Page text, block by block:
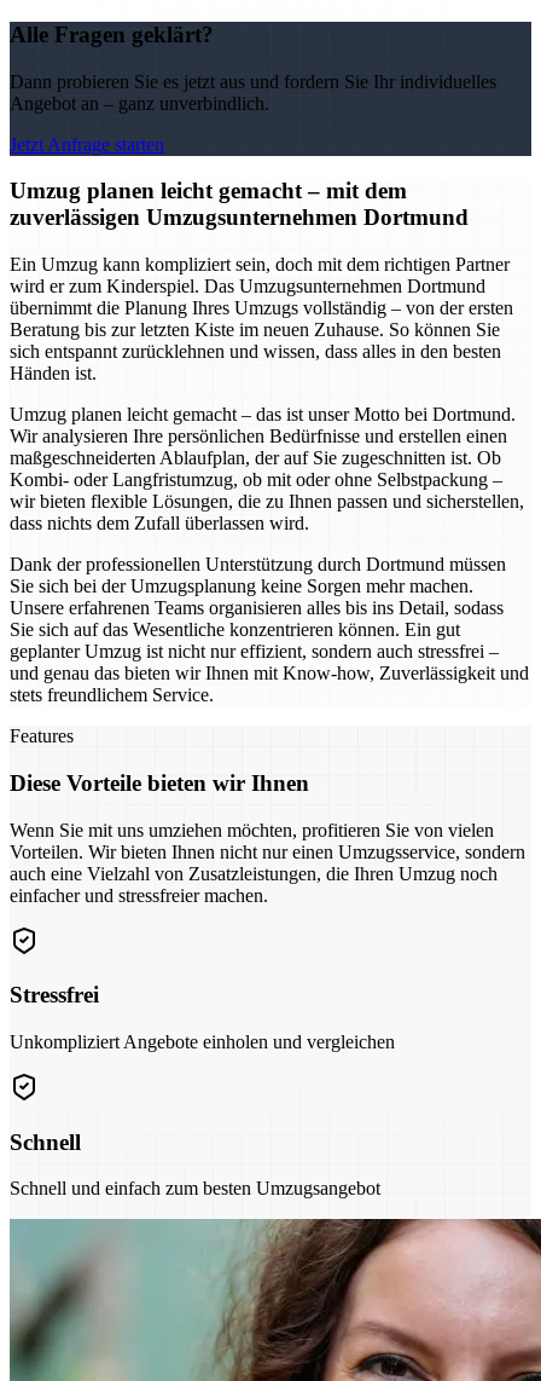
Alle Fragen geklärt?
Dann probieren Sie es jetzt aus und fordern Sie Ihr individuelles
Angebot an – ganz unverbindlich.
Jetzt Anfrage starten
Umzug planen leicht gemacht – mit dem
zuverlässigen Umzugsunternehmen Dortmund
Ein Umzug kann kompliziert sein, doch mit dem richtigen Partner
wird er zum Kinderspiel. Das Umzugsunternehmen Dortmund
übernimmt die Planung Ihres Umzugs vollständig – von der ersten
Beratung bis zur letzten Kiste im neuen Zuhause. So können Sie
sich entspannt zurücklehnen und wissen, dass alles in den besten
Händen ist.
Umzug planen leicht gemacht – das ist unser Motto bei Dortmund.
Wir analysieren Ihre persönlichen Bedürfnisse und erstellen einen
maßgeschneiderten Ablaufplan, der auf Sie zugeschnitten ist. Ob
Kombi- oder Langfristumzug, ob mit oder ohne Selbstpackung –
wir bieten flexible Lösungen, die zu Ihnen passen und sicherstellen,
dass nichts dem Zufall überlassen wird.
Dank der professionellen Unterstützung durch Dortmund müssen
Sie sich bei der Umzugsplanung keine Sorgen mehr machen.
Unsere erfahrenen Teams organisieren alles bis ins Detail, sodass
Sie sich auf das Wesentliche konzentrieren können. Ein gut
geplanter Umzug ist nicht nur effizient, sondern auch stressfrei –
und genau das bieten wir Ihnen mit Know-how, Zuverlässigkeit und
stets freundlichem Service.
Features
Diese Vorteile bieten wir Ihnen
Wenn Sie mit uns umziehen möchten, profitieren Sie von vielen
Vorteilen. Wir bieten Ihnen nicht nur einen Umzugsservice, sondern
auch eine Vielzahl von Zusatzleistungen, die Ihren Umzug noch
einfacher und stressfreier machen.
Stressfrei
Unkompliziert Angebote einholen und vergleichen
Schnell
Schnell und einfach zum besten Umzugsangebot